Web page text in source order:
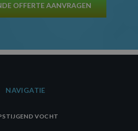
OFFERTE AANVRAGEN
NAVIGATIE
VOCHT